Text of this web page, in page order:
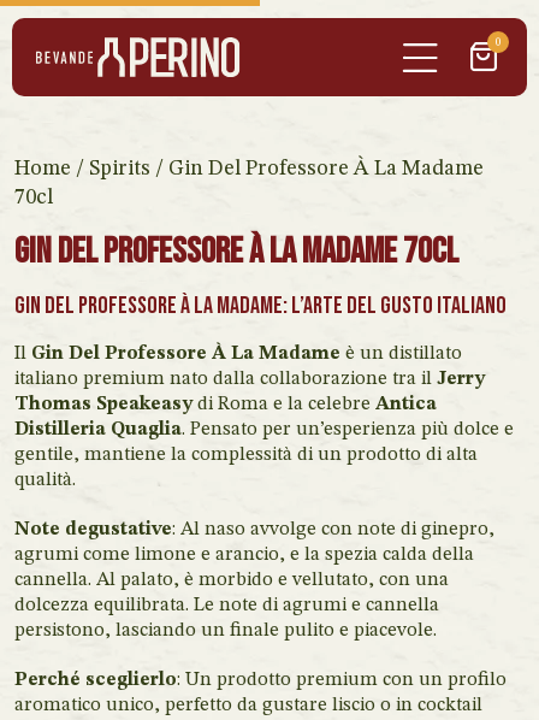
0
Home / Spirits / Gin Del Professore À La Madame
70cl
Gin Del Professore À La Madame 70cl
Gin del Professore À La Madame: l’arte del gusto italiano
Il Gin Del Professore À La Madame è un distillato
italiano premium nato dalla collaborazione tra il Jerry
Thomas Speakeasydi Roma e la celebre Antica
Distilleria Quaglia. Pensato per un’esperienza più dolce e
gentile, mantiene la complessità di un prodotto di alta
qualità.
Note degustative: Al naso avvolge con note di ginepro,
agrumi come limone e arancio, e la spezia calda della
cannella. Al palato, è morbido e vellutato, con una
dolcezza equilibrata. Le note di agrumi e cannella
persistono, lasciando un finale pulito e piacevole.
Perché sceglierlo: Un prodotto premium con un profilo
aromatico unico, perfetto da gustare liscio o in cocktail